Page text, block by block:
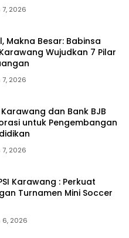
2026
Makna Besar: Babinsa
Wujudkan 7 Pilar
2026
Karawang dan Bank BJB
untuk Pengembangan
2026
Karawang : Perkuat
Turnamen Mini Soccer
6, 2026